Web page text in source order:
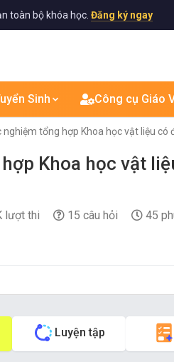
toàn bộ khóa học. Đăng ký ngay
Sinh Công cụ Giáo
nghiệm tổng hợp Khoa học vật liệu có
Khoa học vật
lượt thi 15 câu hỏi 45
Luyện tập